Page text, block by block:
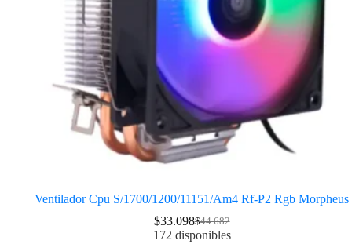
Ventilador Cpu S/1700/1200/11151/Am4 Rf-P2 Rgb Morpheus
$44.682
$33.098
172 disponibles